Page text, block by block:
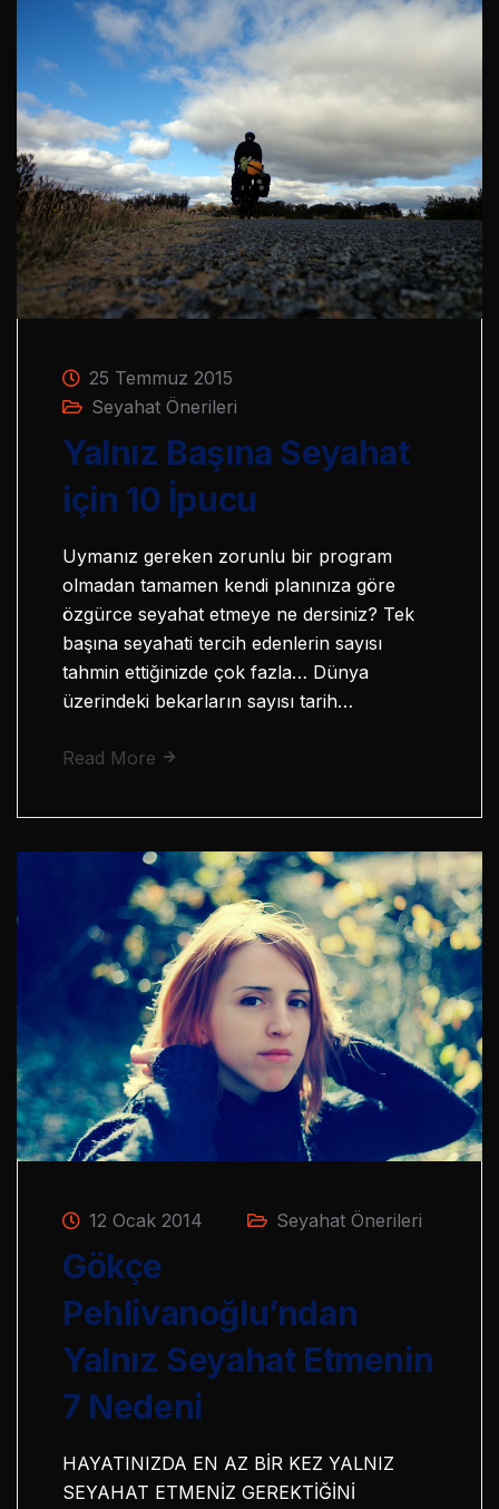
25 Temmuz 2015
Seyahat Önerileri
Yalnız Başına Seyahat
için 10 İpucu
Uymanız gereken zorunlu bir program
olmadan tamamen kendi planınıza göre
özgürce seyahat etmeye ne dersiniz? Tek
başına seyahati tercih edenlerin sayısı
tahmin ettiğinizde çok fazla… Dünya
üzerindeki bekarların sayısı tarih…
Read More
12 Ocak 2014 Seyahat Önerileri
Gökçe
Pehlivanoğlu’ndan
Yalnız Seyahat Etmenin
7 Nedeni
HAYATINIZDA EN AZ BİR KEZ YALNIZ
SEYAHAT ETMENİZ GEREKTİĞİNİ